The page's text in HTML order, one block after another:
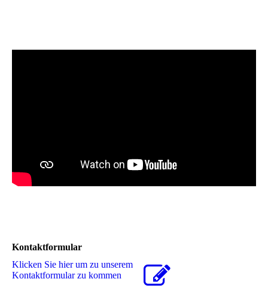
Kontaktformular
Klicken Sie hier um zu unserem
Kon­takt­for­mu­lar zu kommen